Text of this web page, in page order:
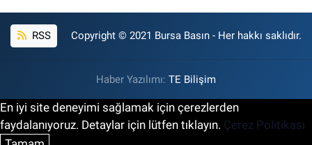
RSS Copyright © 2021 Bursa Basın - Her hakkı saklıdır.
Haber Yazılımı: TE Bilişim
En iyi site deneyimi sağlamak için çerezlerden
faydalanıyoruz. Detaylar için lütfen tıklayın. Çerez Politikası